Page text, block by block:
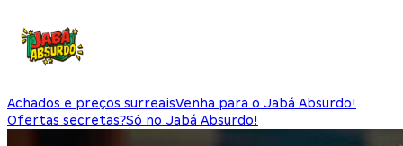
Achados e preços surreaisVenha para o Jabá Absurdo!
Ofertas secretas?Só no Jabá Absurdo!